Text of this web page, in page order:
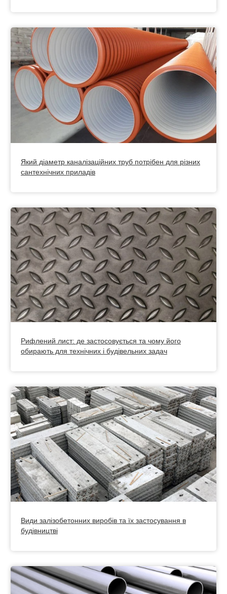
Який діаметр каналізаційних труб потрібен для різних
сантехнічних приладів
Рифлений лист: де застосовується та чому його
обирають для технічних і будівельних задач
Види залізобетонних виробів та їх застосування в
будівництві